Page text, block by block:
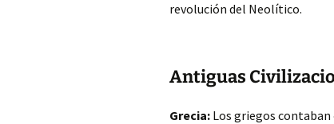
revolución del Neolítico.
Antiguas
Grecia: Los griegos